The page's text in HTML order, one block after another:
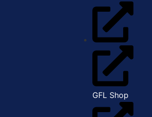
GFL Shop